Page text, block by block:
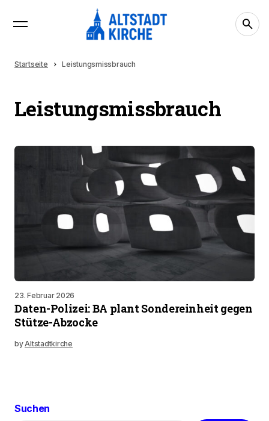
Startseite Leistungsmissbrauch
Leistungsmissbrauch
23. Februar 2026
Daten-Polizei: BA plant Sondereinheit gegen
Stütze-Abzocke
byAltstadtkirche
Suchen